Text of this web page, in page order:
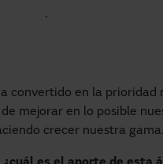
convertido en la prioridad
mejorar en lo posible
crecer nuestra gama.